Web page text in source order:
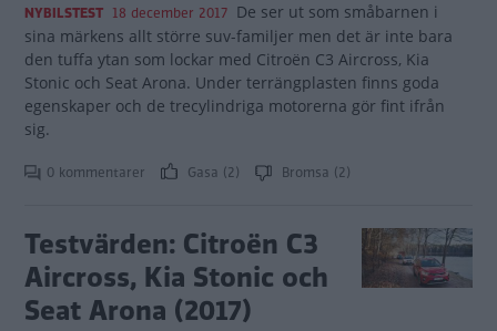
NYBILSTEST 18 december 2017 De ser ut som småbarnen i
sina märkens allt större suv-familjer men det är inte bara
den tuffa ytan som lockar med Citroën C3 Aircross, Kia
Stonic och Seat Arona. Under terrängplasten finns goda
egenskaper och de trecylindriga motorerna gör fint ifrån
sig.
0 kommentarer Gasa (2) Bromsa (2)
Testvärden: Citroën C3
Aircross, Kia Stonic och
Seat Arona (2017)